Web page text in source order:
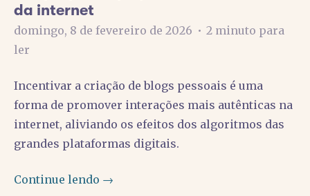
da internet
domingo, 8 de fevereiro de 2026 • 2 minuto para
ler
Incentivar a criação de blogs pessoais é uma
forma de promover interações mais autênticas na
internet, aliviando os efeitos dos algoritmos das
grandes plataformas digitais.
Continue lendo →